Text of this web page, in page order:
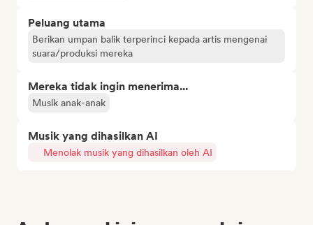
Peluang utama
Berikan umpan balik terperinci kepada artis mengenai
suara/produksi mereka
Mereka tidak ingin menerima...
Musik anak-anak
Musik yang dihasilkan AI
Menolak musik yang dihasilkan oleh AI